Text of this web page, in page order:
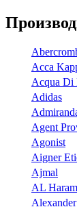
Acca
Acqua Di
Adidas
Agent
Agonist
Aigner
Ajmal
AL